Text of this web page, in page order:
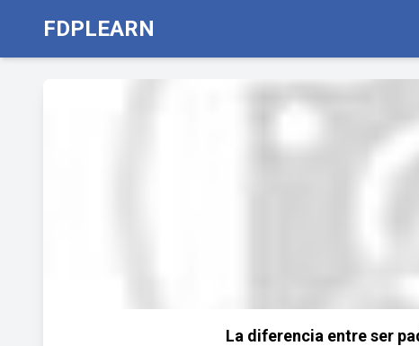
FDPLEARN
La diferencia entre ser